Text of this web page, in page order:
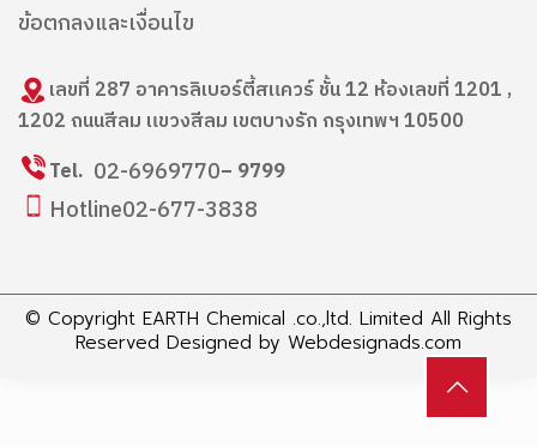
ข้อตกลงและเงื่อนไข
เลขที่ 287 อาคารลิเบอร์ตี้สแควร์ ชั้น 12 ห้องเลขที่ 1201 ,
1202 ถนนสีลม แขวงสีลม เขตบางรัก กรุงเทพฯ 10500
Tel. 02-6969770– 9799
Hotline02-677-3838
© Copyright EARTH Chemical .co.,ltd. Limited All Rights
Reserved Designed by Webdesignads.com